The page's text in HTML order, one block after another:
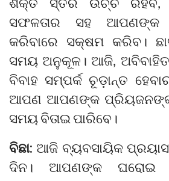
ସଫଳତାର ସହ ଆପଣଙ୍କ
କରିବାରେ ସକ୍ଷମ କରିବ।
ସମୟ ଅନୁକୂଳ। ଆଜି,
ବିବାହ ସମ୍ପର୍କ ଚୂଡ଼ାନ୍ତ
ଆପଣ ଆପଣଙ୍କ
ସମୟ ବିତାଇ ପାରିବେ।
ବିଛା: ଆଜି ବ୍ୟବସାୟିକ
ଦିନ। ଆପଣଙ୍କ ଘରୋଇ